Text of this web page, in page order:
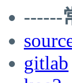
------
gitlab